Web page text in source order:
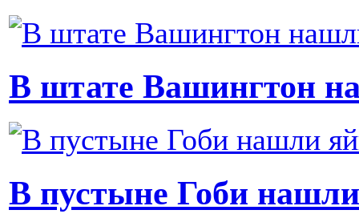
В штате Вашингтон
В пустыне Гоби